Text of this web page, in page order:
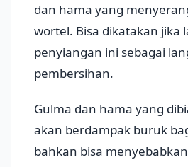
dan hama yang
wortel. Bisa dikatakan jika
penyiangan ini sebagai
pembersihan.
Gulma dan hama yang
akan berdampak buruk
bahkan bisa